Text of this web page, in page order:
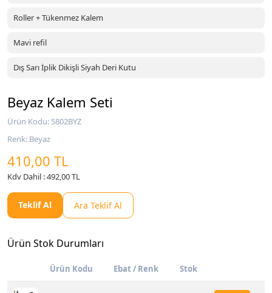
Roller + Tükenmez Kalem
Mavi refil
Dış Sarı İplik Dikişli Siyah Deri Kutu
Beyaz Kalem Seti
Ürün Kodu: 5802BYZ
Renk: Beyaz
410,00 TL
Kdv Dahil : 492,00 TL
Teklif Al Ara Teklif Al
Ürün Stok Durumları
Ürün Kodu Ebat / Renk Stok